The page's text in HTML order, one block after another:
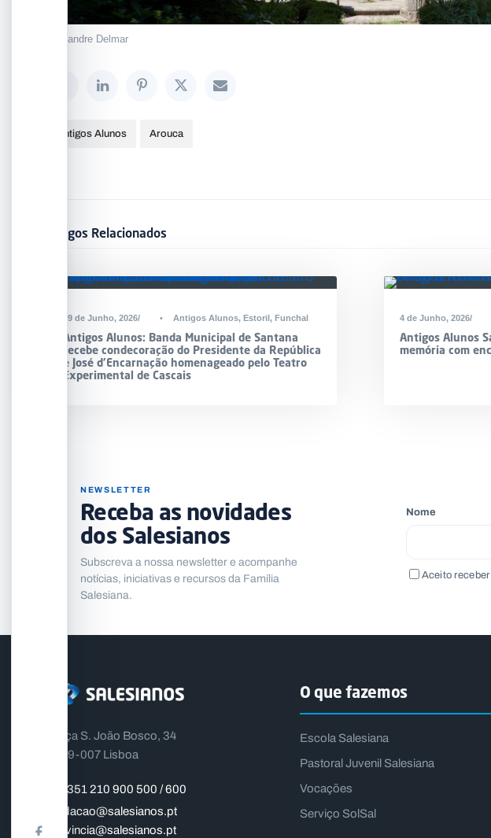
Alexandre Delmar
Antigos Alunos Arouca
Artigos Relacionados
19 de Junho, 2026 • Antigos Alunos, Estoril , Funchal
Antigos Alunos: Banda Municipal de Santana
recebe condecoração do Presidente da República
e José d’Encarnação homenageado pelo Teatro
Experimental de Cascais
4 de Junho, 2026
Antigos Alunos
memória com
NEWSLETTER
Receba as novidades
dos Salesianos
Subscreva a nossa newsletter e acompanhe
notícias, iniciativas e recursos da Família
Salesiana.
Nome
Aceito
Praça S. João Bosco, 34
1399-007 Lisboa
+351 210 900 500 / 600
fundacao@salesianos.pt
provincia@salesianos.pt
O que fazemos
Escola Salesiana
Pastoral Juvenil Salesiana
Vocações
Serviço SolSal